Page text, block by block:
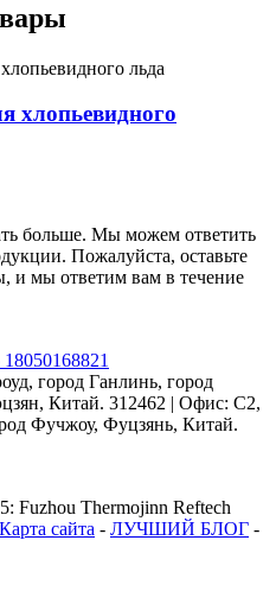
хлопьевидного
больше. Мы можем ответить
Пожалуйста, оставьте
и мы ответим вам в течение
город Ганлинь, город
Китай. 312462 | Офис: C2,
Фучжоу, Фуцзянь, Китай.
Fuzhou Thermojinn Reftech
Карта сайта - ЛУЧШИЙ БЛОГ -